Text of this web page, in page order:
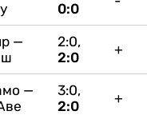
0:0
—
2:0,
2:0
+
—
3:0,
2:0
+